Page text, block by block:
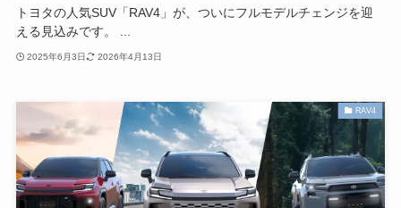
トヨタの人気SUV「RAV4」が、ついにフルモデルチェンジを迎
える見込みです。 ...
2025年6月3日 2026年4月13日
RAV4